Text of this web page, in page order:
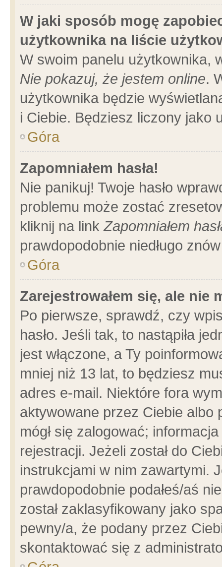
W jaki sposób mogę
użytkownika na liście
W swoim panelu użytkownika,
Nie pokazuj, że jestem online.
użytkownika będzie
i Ciebie. Będziesz liczony jako
Góra
Zapomniałem hasła!
Nie panikuj! Twoje hasło
problemu może zostać
kliknij na linkZapomniałem
prawdopodobnie niedługo
Góra
Zarejestrowałem się, ale nie
Po pierwsze, sprawdź, czy
hasło. Jeśli tak, to nastąpiła
jest włączone, a Ty
mniej niż 13 lat, to będziesz
adres e-mail. Niektóre fora
aktywowane przez Ciebie albo
mógł się zalogować;
rejestracji. Jeżeli został do
instrukcjami w nim zawartymi.
prawdopodobnie podałeś/aś
został zaklasyfikowany jako
pewny/a, że podany przez
skontaktować się z